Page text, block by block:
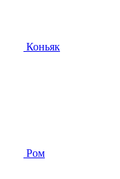
Коньяк
Ром